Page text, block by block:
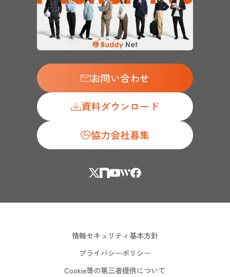
お問い合わせ
資料ダウンロード
協力会社募集
情報セキュリティ基本方針
プライバシーポリシー
Cookie等の第三者提供について